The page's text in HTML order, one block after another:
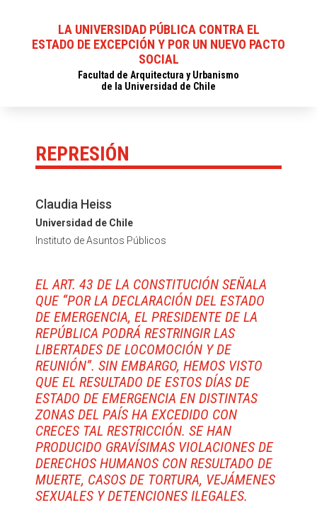
LA UNIVERSIDAD PÚBLICA CONTRA EL
ESTADO DE EXCEPCIÓN Y POR UN NUEVO PACTO
SOCIAL
Facultad de Arquitectura y Urbanismo
de la Universidad de Chile
REPRESIÓN
Claudia Heiss
Universidad de Chile
Instituto de Asuntos Públicos
EL ART. 43 DE LA CONSTITUCIÓN SEÑALA
QUE “POR LA DECLARACIÓN DEL ESTADO
DE EMERGENCIA, EL PRESIDENTE DE LA
REPÚBLICA PODRÁ RESTRINGIR LAS
LIBERTADES DE LOCOMOCIÓN Y DE
REUNIÓN”. SIN EMBARGO, HEMOS VISTO
QUE EL RESULTADO DE ESTOS DÍAS DE
ESTADO DE EMERGENCIA EN DISTINTAS
ZONAS DEL PAÍS HA EXCEDIDO CON
CRECES TAL RESTRICCIÓN. SE HAN
PRODUCIDO GRAVÍSIMAS VIOLACIONES DE
DERECHOS HUMANOS CON RESULTADO DE
MUERTE, CASOS DE TORTURA, VEJÁMENES
SEXUALES Y DETENCIONES ILEGALES.